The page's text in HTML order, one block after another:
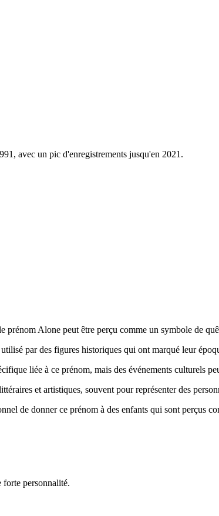
avec un pic d'enregistrements jusqu'en 2021.
Alone peut être perçu comme un symbole de
par des figures historiques qui ont marqué leur
liée à ce prénom, mais des événements culturels
et artistiques, souvent pour représenter des
de donner ce prénom à des enfants qui sont perçus
personnalité.